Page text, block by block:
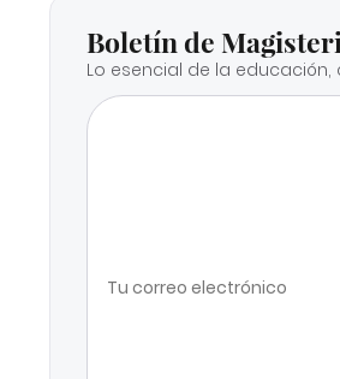
Boletín de
Lo esencial de la